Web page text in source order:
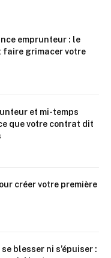
emprunteur : le
faire grimacer votre
et mi-temps
que votre contrat dit
créer votre première
blesser ni s’épuiser :